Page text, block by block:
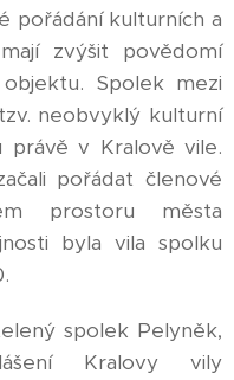
pořádání kulturních a
zvýšit povědomí
Spolek mezi
neobvyklý kulturní
právě v Kralově vile.
pořádat členové
prostoru města
byla vila spolku
spolek Pelyněk,
Kralovy vily